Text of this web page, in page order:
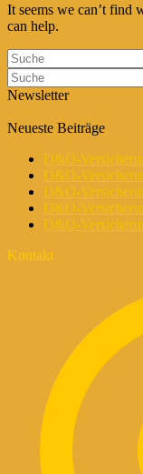
It seems we can’t find
can help.
Newsletter
Neueste Beiträge
D&O-
D&O-
D&O-
D&O-
D&O-
Kontakt